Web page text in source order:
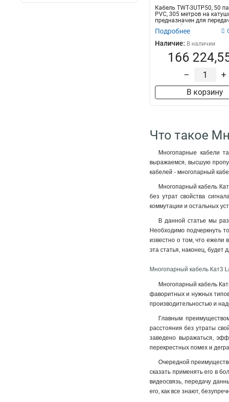
Кабель TWT-3UTP50, 50
PVC, 305 метров на
предназначен для
цифровой...
Подробнее
Наличие: В наличии
166
– +
В корзину
Что такое
Многопарные кабели
выражаемся, высшую
кабелей - многопарный
Многопарный кабель
без утрат свойства
коммутации и остальных
В данной статье мы
Необходимо подчеркнуть
известно о том, что ежели
эта статья, наконец, будет
Многопарный кабель Кат3
Многопарный кабель
фаворитных и нужных
производительностью и
Главным
расстояния без утраты
заведено выражаться,
перекрестных помех и
Очередной
сказать применять его в
видеосвязь, передачу
его, как все знают,